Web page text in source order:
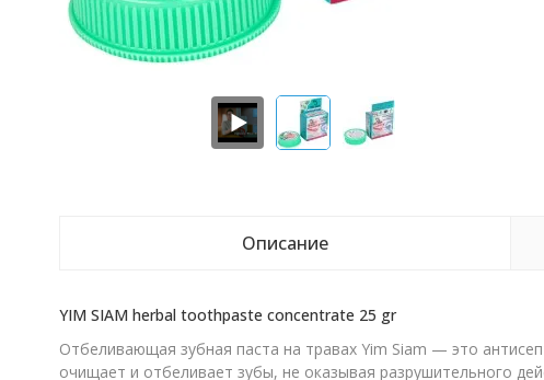
Описание
YIM SIAM herbal toothpaste concentrate 25 gr
Отбеливающая зубная паста на травах Yim Siam — это
очищает и отбеливает зубы, не оказывая разрушительного